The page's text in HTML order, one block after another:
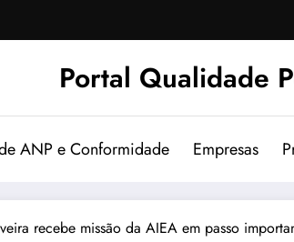
Portal Qualidade
ANP e Conformidade Empresas
recebe missão da AIEA em passo